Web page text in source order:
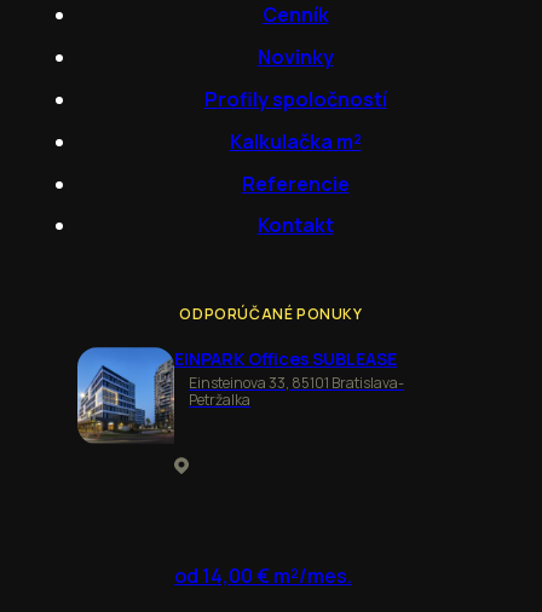
Cenník
Novinky
Profily spoločností
Kalkulačka m²
Referencie
Kontakt
ODPORÚČANÉ PONUKY
EINPARK Offices SUBLEASE
Einsteinova 33, 85101 Bratislava-
Petržalka
od 14,00 € m²/mes.